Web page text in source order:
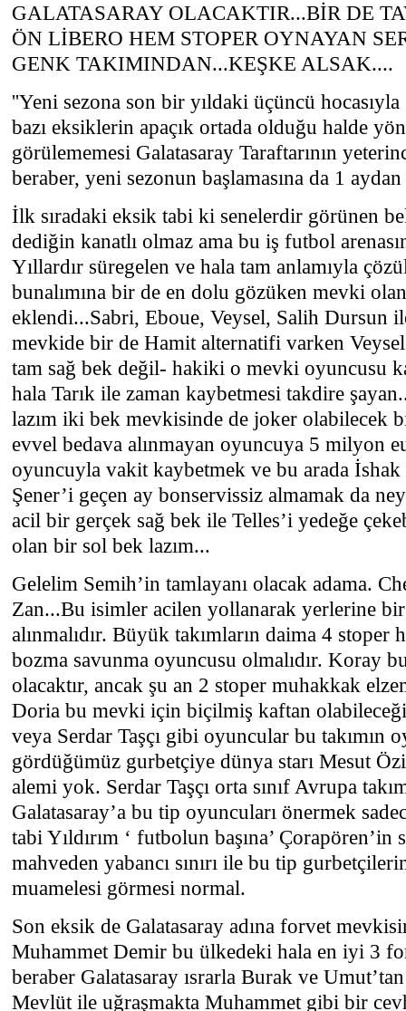
GALATASARAY OLACAKTIR...BİR DE
ÖN LİBERO HEM STOPER OYNAYAN
GENK TAKIMINDAN...KEŞKE ALSAK....
''Yeni sezona son bir yıldaki üçüncü hocasıyla
bazı eksiklerin apaçık ortada olduğu halde
görülememesi Galatasaray Taraftarının
beraber, yeni sezonun başlamasına da 1
İlk sıradaki eksik tabi ki senelerdir görünen bek
dediğin kanatlı olmaz ama bu iş futbol
Yıllardır süregelen ve hala tam anlamıyla
bunalımına bir de en dolu gözüken mevki
eklendi...Sabri, Eboue, Veysel, Salih Dursun
mevkide bir de Hamit alternatifi varken
tam sağ bek değil- hakiki o mevki oyuncusu
hala Tarık ile zaman kaybetmesi takdire
lazım iki bek mevkisinde de joker olabilecek
evvel bedava alınmayan oyuncuya 5 milyon
oyuncuyla vakit kaybetmek ve bu arada İshak
Şener’i geçen ay bonservissiz almamak da
acil bir gerçek sağ bek ile Telles’i yedeğe
olan bir sol bek lazım...
Gelelim Semih’in tamlayanı olacak adama.
Zan...Bu isimler acilen yollanarak yerlerine
alınmalıdır. Büyük takımların daima 4
bozma savunma oyuncusu olmalıdır. Koray
olacaktır, ancak şu an 2 stoper muhakkak
Doria bu mevki için biçilmiş kaftan
veya Serdar Taşçı gibi oyuncular bu takımın
gördüğümüz gurbetçiye dünya starı Mesut
alemi yok. Serdar Taşçı orta sınıf Avrupa
Galatasaray’a bu tip oyuncuları önermek
tabi Yıldırım ‘ futbolun başına’
mahveden yabancı sınırı ile bu tip
muamelesi görmesi normal.
Son eksik de Galatasaray adına forvet
Muhammet Demir bu ülkedeki hala en iyi 3
beraber Galatasaray ısrarla Burak ve
Mevlüt ile uğraşmakta Muhammet gibi bir